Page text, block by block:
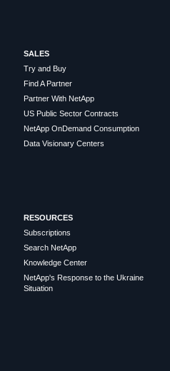
SALES
Try and Buy
Find A Partner
Partner With NetApp
US Public Sector Contracts
NetApp OnDemand Consumption
Data Visionary Centers
RESOURCES
Subscriptions
Search NetApp
Knowledge Center
NetApp's Response to the Ukraine
Situation